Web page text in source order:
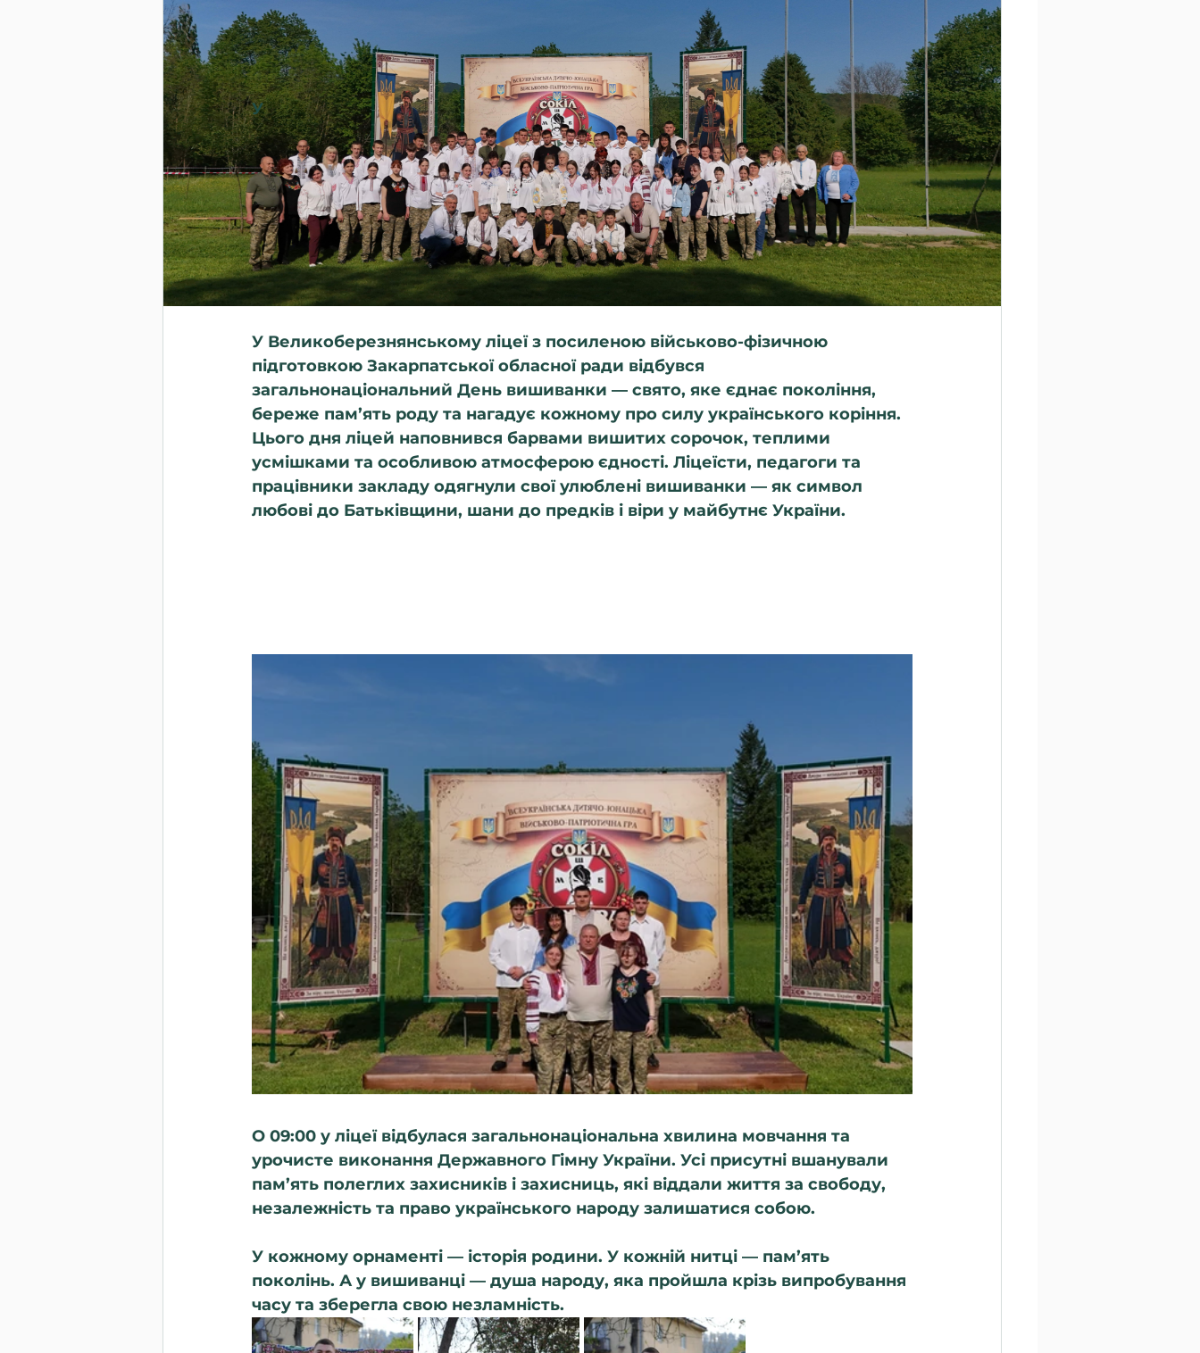
У
У Великоберезнянському ліцеї з посиленою військово-фізичною
підготовкою Закарпатської обласної ради відбувся
загальнонаціональний День вишиванки — свято, яке єднає покоління,
береже пам’ять роду та нагадує кожному про силу українського коріння.
Цього дня ліцей наповнився барвами вишитих сорочок, теплими
усмішками та особливою атмосферою єдності. Ліцеїсти, педагоги та
працівники закладу одягнули свої улюблені вишиванки — як символ
любові до Батьківщини, шани до предків і віри у майбутнє України.
О 09:00 у ліцеї відбулася загальнонаціональна хвилина мовчання та
урочисте виконання Державного Гімну України. Усі присутні вшанували
пам’ять полеглих захисників і захисниць, які віддали життя за свободу,
незалежність та право українського народу залишатися собою.
У кожному орнаменті — історія родини. У кожній нитці — пам’ять
поколінь. А у вишиванці — душа народу, яка пройшла крізь випробування
часу та зберегла свою незламність.